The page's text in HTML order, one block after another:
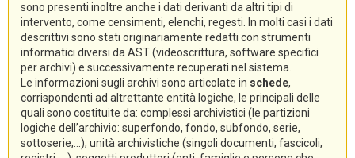
sono presenti inoltre anche i dati derivanti da altri tipi di
intervento, come censimenti, elenchi, regesti. In molti casi i dati
descrittivi sono stati originariamente redatti con strumenti
informatici diversi da AST (videoscrittura, software specifici
per archivi) e successivamente recuperati nel sistema.
Le informazioni sugli archivi sono articolate in schede,
corrispondenti ad altrettante entità logiche, le principali delle
quali sono costituite da: complessi archivistici (le partizioni
logiche dell’archivio: superfondo, fondo, subfondo, serie,
sottoserie,...); unità archivistiche (singoli documenti, fascicoli,